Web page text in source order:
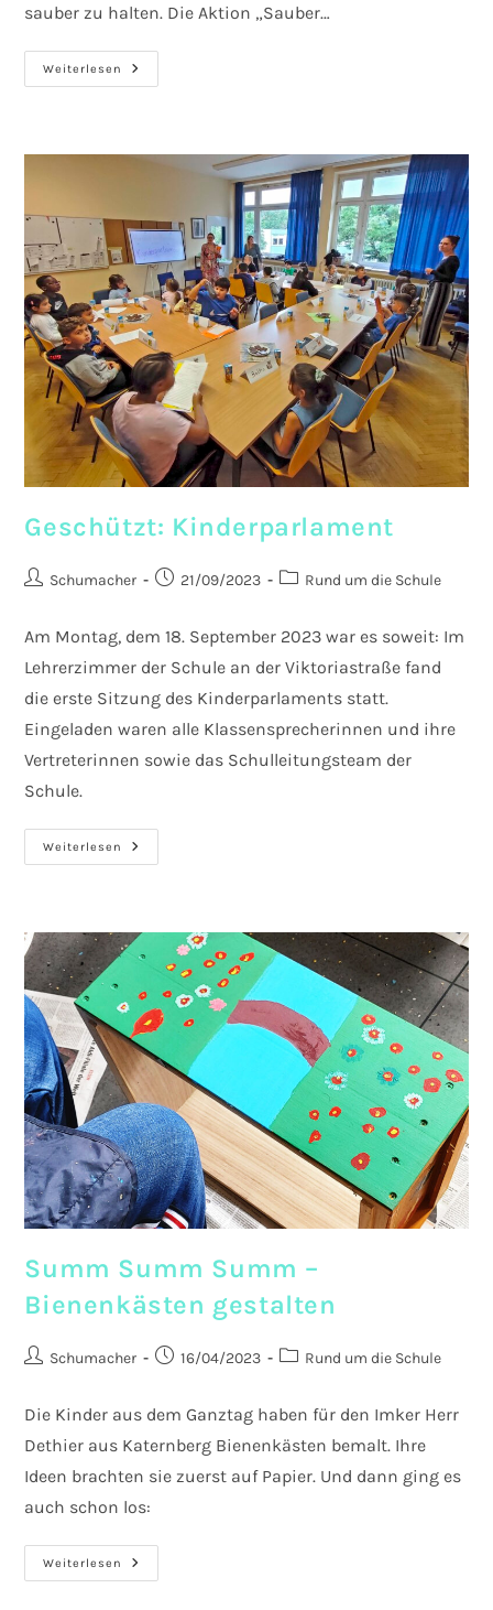
sauber zu halten. Die Aktion „Sauber…
Weiterlesen
Sauber
Zauber
Geschützt: Kinderparlament
Beitrags-
Schumacher
Beitrag21/09/2023
Beitrags-
Rund um die Schule
Am Montag, dem 18. September 2023 war es soweit: Im
Lehrerzimmer der Schule an der Viktoriastraße fand
die erste Sitzung des Kinderparlaments statt.
Eingeladen waren alle Klassensprecherinnen und ihre
Vertreterinnen sowie das Schulleitungsteam der
Schule.
Weiterlesen
Geschützt:
Kinderparlament
Summ Summ Summ –
Bienenkästen gestalten
Beitrags-
Schumacher
Beitrag16/04/2023
Beitrags-
Rund um die Schule
Die Kinder aus dem Ganztag haben für den Imker Herr
Dethier aus Katernberg Bienenkästen bemalt. Ihre
Ideen brachten sie zuerst auf Papier. Und dann ging es
auch schon los:
Weiterlesen
Summ
Summ